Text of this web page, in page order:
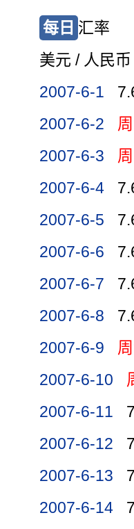
每日 汇率
美元 / 人民币
2007-6-1
2007-6-2
2007-6-3
2007-6-4
2007-6-5
2007-6-6
2007-6-7
2007-6-8
2007-6-9
2007-6-10
2007-6-11
2007-6-12
2007-6-13
2007-6-14